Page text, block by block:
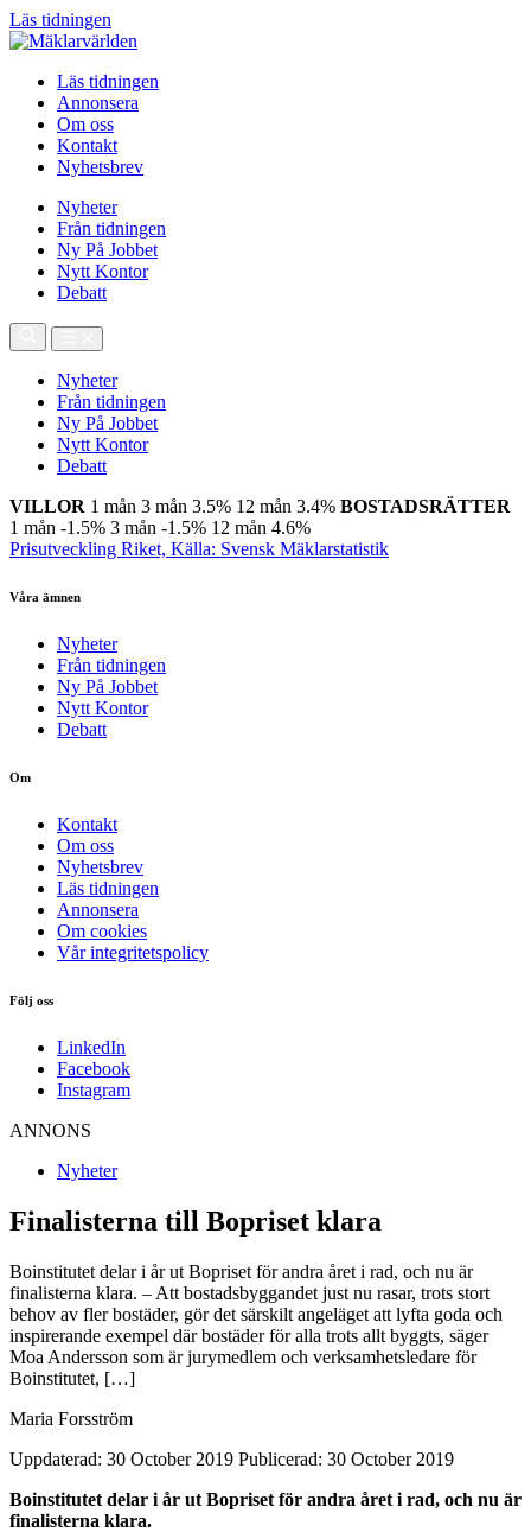
Läs tidningen
Läs tidningen
Annonsera
Om oss
Kontakt
Nyhetsbrev
Nyheter
Från tidningen
Ny På Jobbet
Nytt Kontor
Debatt
Nyheter
Från tidningen
Ny På Jobbet
Nytt Kontor
Debatt
VILLOR 1 mån 3 mån 3.5% 12 mån 3.4% BOSTADSRÄTTER
1 mån -1.5% 3 mån -1.5% 12 mån 4.6%
Prisutveckling Riket, Källa: Svensk Mäklarstatistik
Våra ämnen
Nyheter
Från tidningen
Ny På Jobbet
Nytt Kontor
Debatt
Om
Kontakt
Om oss
Nyhetsbrev
Läs tidningen
Annonsera
Om cookies
Vår integritetspolicy
Följ oss
LinkedIn
Facebook
Instagram
ANNONS
Nyheter
Finalisterna till Bopriset klara
Boinstitutet delar i år ut Bopriset för andra året i rad, och nu är
finalisterna klara. – Att bostadsbyggandet just nu rasar, trots stort
behov av fler bostäder, gör det särskilt angeläget att lyfta goda och
inspirerande exempel där bostäder för alla trots allt byggts, säger
Moa Andersson som är jurymedlem och verksamhetsledare för
Boinstitutet, […]
Maria Forsström
Uppdaterad: 30 October 2019 Publicerad: 30 October 2019
Boinstitutet delar i år ut Bopriset för andra året i rad, och nu är
finalisterna klara.